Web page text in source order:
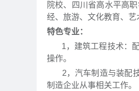
院校、四川省高水平高
经、旅游、文化教育、艺
特色专业：
1，建筑工程技术：配
操作。
2，汽车制造与装配技
制造企业从事相关工作。